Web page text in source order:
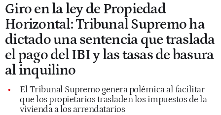
Giro en la ley de Propiedad
Horizontal: Tribunal Supremo ha
dictado una sentencia que traslada
el pago del IBI y las tasas de basura
al inquilino
El Tribunal Supremo genera polémica al facilitar
que los propietarios trasladen los impuestos de la
vivienda a los arrendatarios